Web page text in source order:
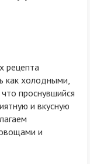
как холодными,
проснувшийся
и вкусную
и